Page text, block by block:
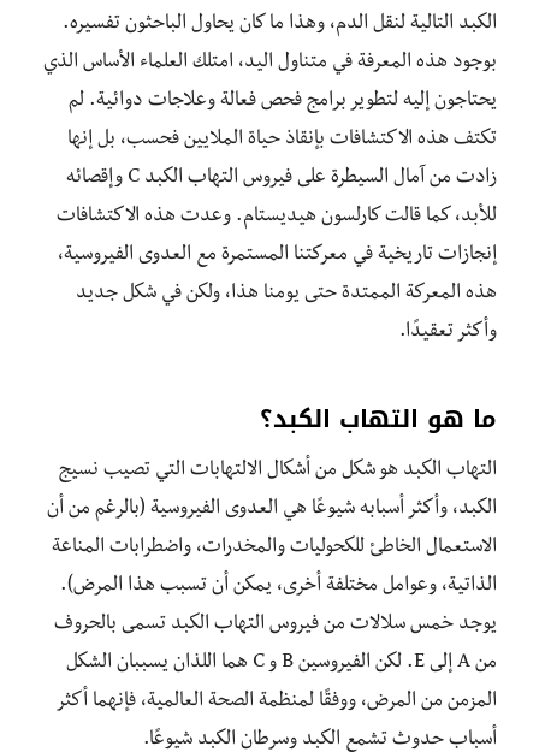
الكبد التالية لنقل الدم، وهذا ما كان يحاول الباحثون تفسيره.
بوجود هذه المعرفة في متناول اليد، امتلك العلماء الأساس الذي
يحتاجون إليه لتطوير برامج فحص فعالة وعلاجات دوائية. لم
تكتف هذه الاكتشافات بإنقاذ حياة الملايين فحسب، بل إنها
زادت من آمال السيطرة على فيروس التهاب الكبد C وإقصائه
للأبد، كما قالت كارلسون هيديستام. وعدت هذه الاكتشافات
إنجازات تاريخية في معركتنا المستمرة مع العدوى الفيروسية،
هذه المعركة الممتدة حتى يومنا هذا، ولكن في شكل جديد
وأكثر تعقيدًا.
ما هو التهاب الكبد؟
التهاب الكبد هو شكل من أشكال الالتهابات التي تصيب نسيج
الكبد، وأكثر أسبابه شيوعًا هي العدوى الفيروسية (بالرغم من أن
الاستعمال الخاطئ للكحوليات والمخدرات، واضطرابات المناعة
الذاتية، وعوامل مختلفة أخرى، يمكن أن تسبب هذا المرض).
يوجد خمس سلالات من فيروس التهاب الكبد تسمى بالحروف
من A إلى E. لكن الفيروسين B و C هما اللذان يسببان الشكل
المزمن من المرض، ووفقًا لمنظمة الصحة العالمية، فإنهما أكثر
أسباب حدوث تشمع الكبد وسرطان الكبد شيوعًا.